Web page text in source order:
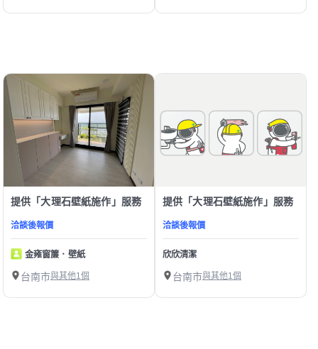
提供「大理石壁紙施作」服務
洽談後報價
金雍窗簾．壁紙
台南市與其他1個
提供「大理石壁紙施作」服務
洽談後報價
欣欣清潔
台南市與其他1個